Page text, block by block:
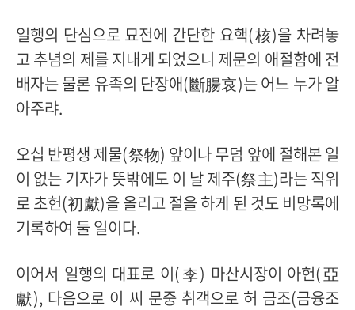
일행의 단심으로 묘전에 간단한 요핵(核)을 차려놓
고 추념의 제를 지내게 되었으니 제문의 애절함에 전
배자는 물론 유족의 단장애(斷腸哀)는 어느 누가 알
아주랴.
오십 반평생 제물(祭物) 앞이나 무덤 앞에 절해본 일
이 없는 기자가 뜻밖에도 이 날 제주(祭主)라는 직위
로 초헌(初獻)을 올리고 절을 하게 된 것도 비망록에
기록하여 둘 일이다.
이어서 일행의 대표로 이(李) 마산시장이 아헌(亞
獻), 다음으로 이 씨 문중 취객으로 허 금조(금융조